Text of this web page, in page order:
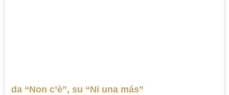
da “Non c’è”, su “Ni una más”